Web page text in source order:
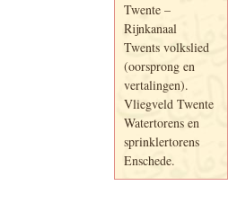
Twente –
Rijnkanaal
Twents volkslied
(oorsprong en
vertalingen).
Vliegveld Twente
Watertorens en
sprinklertorens
Enschede.